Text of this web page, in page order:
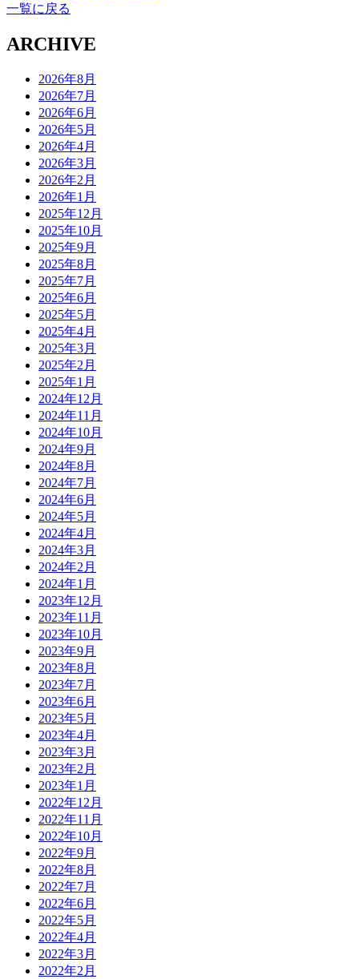
一覧に戻る
ARCHIVE
2026年8月
2026年7月
2026年6月
2026年5月
2026年4月
2026年3月
2026年2月
2026年1月
2025年12月
2025年10月
2025年9月
2025年8月
2025年7月
2025年6月
2025年5月
2025年4月
2025年3月
2025年2月
2025年1月
2024年12月
2024年11月
2024年10月
2024年9月
2024年8月
2024年7月
2024年6月
2024年5月
2024年4月
2024年3月
2024年2月
2024年1月
2023年12月
2023年11月
2023年10月
2023年9月
2023年8月
2023年7月
2023年6月
2023年5月
2023年4月
2023年3月
2023年2月
2023年1月
2022年12月
2022年11月
2022年10月
2022年9月
2022年8月
2022年7月
2022年6月
2022年5月
2022年4月
2022年3月
2022年2月